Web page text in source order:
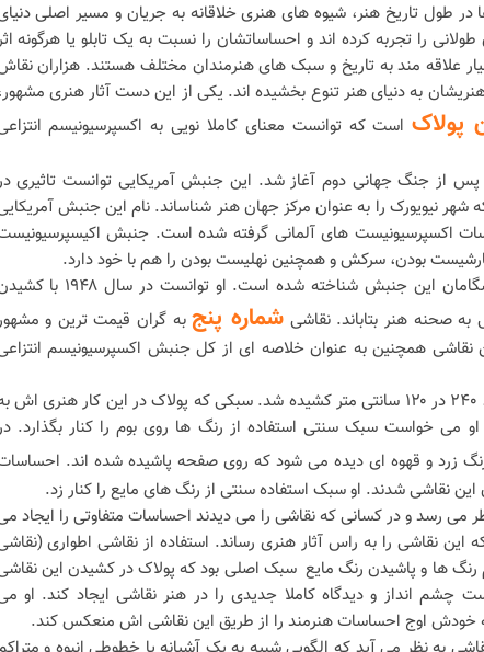
در طول تاریخ هنر، شیوه های هنری خلاقانه به جریان و مسیر اصلی
را تجربه کرده اند و احساساتشان را نسبت به یک تابلو یا هرگونه
علاقه مند به تاریخ و سبک های هنرمندان مختلف هستند. هزاران
هنریشان به دنیای هنر تنوع بخشیده اند. یکی از این دست آثار هنری
پولاکاست که توانست معنای کاملا نویی به اکسپرسیونیسم
پس از جنگ جهانی دوم آغاز شد. این جنبش آمریکایی توانست تاثیری
نیویورک را به عنوان مرکز جهان هنر شناساند. نام این جنبش
اکسپرسیونیست های آلمانی گرفته شده است. جنبش
بودن، سرکش و همچنین نهلیست بودن را هم با خود دارد.
جکسون پولاک به عنوان یکی از پیشگامان این جنبش شناخته شده است. او توانست در سال
به صحنه هنر بتاباند. نقاشی شماره پنجبه گران قیمت ترین و
نقاشی همچنین به عنوان خلاصه ای از کل جنبش اکسپرسیونیسم
این نقاشی روی صفحه فیبری به ابعاد ۲۴۰ در ۱۲۰ سانتی متر کشیده شد. سبکی که پولاک در این کار هنری اش
او می خواست سبک سنتی استفاده از رنگ ها روی بوم را کنار بگذارد.
رنگ زرد و قهوه ای دیده می شود که روی صفحه پاشیده شده اند.
نقاشی شدند. او سبک استفاده سنتی از رنگ های مایع را کنار زد.
می رسد و در کسانی که نقاشی را می دیدند احساسات متفاوتی را ایجاد
این نقاشی را به راس آثار هنری رساند. استفاده از نقاشی اطواری
ها و پاشیدن رنگ مایع سبک اصلی بود که پولاک در کشیدن این
چشم انداز و دیدگاه کاملا جدیدی را در هنر نقاشی ایجاد کند. او
اوج احساسات هنرمند را از طریق این نقاشی اش منعکس کند.